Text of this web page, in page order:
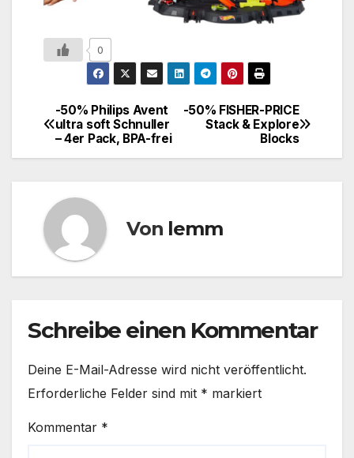
0
-50% FISHER-PRICE
Stack & Explore
Blocks
-50% Philips Avent
ultra soft Schnuller
– 4er Pack, BPA-frei
Von lemm
Schreibe einen Kommentar
Deine E-Mail-Adresse wird nicht veröffentlicht.
Erforderliche Felder sind mit * markiert
Kommentar *